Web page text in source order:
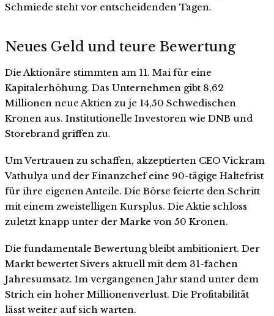
Schmiede steht vor entscheidenden Tagen.
Neues Geld und teure Bewertung
Die Aktionäre stimmten am 11. Mai für eine
Kapitalerhöhung. Das Unternehmen gibt 8,62
Millionen neue Aktien zu je 14,50 Schwedischen
Kronen aus. Institutionelle Investoren wie DNB und
Storebrand griffen zu.
Um Vertrauen zu schaffen, akzeptierten CEO Vickram
Vathulya und der Finanzchef eine 90-tägige Haltefrist
für ihre eigenen Anteile. Die Börse feierte den Schritt
mit einem zweistelligen Kursplus. Die Aktie schloss
zuletzt knapp unter der Marke von 50 Kronen.
Die fundamentale Bewertung bleibt ambitioniert. Der
Markt bewertet Sivers aktuell mit dem 31-fachen
Jahresumsatz. Im vergangenen Jahr stand unter dem
Strich ein hoher Millionenverlust. Die Profitabilität
lässt weiter auf sich warten.